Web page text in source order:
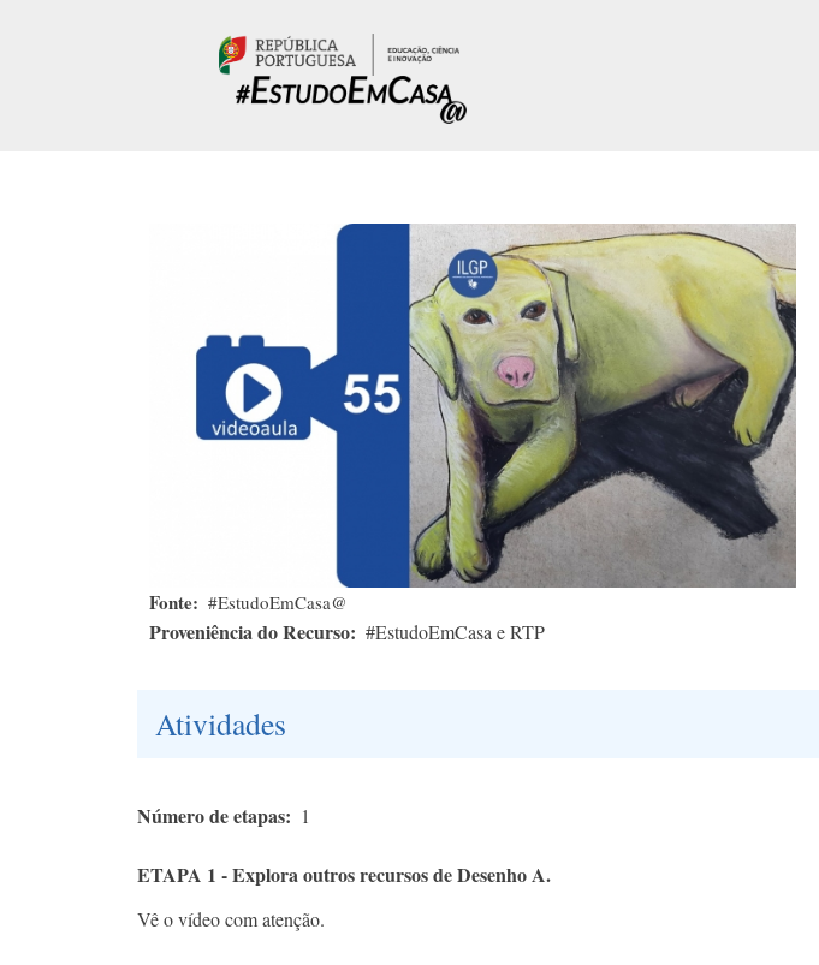
Fonte #EstudoEmCasa@
Proveniência do Recurso #EstudoEmCasa e RTP
Atividades
Número de etapas 1
ETAPA 1 - Explora outros recursos de Desenho A.
Vê o vídeo com atenção.